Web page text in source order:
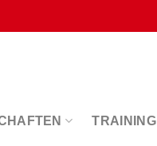
TRAINING